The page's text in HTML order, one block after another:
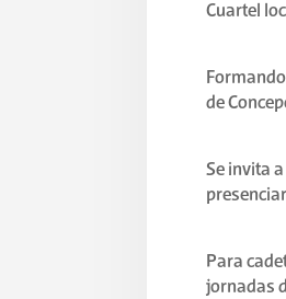
Cuartel
de
Se invita
Para
jornadas